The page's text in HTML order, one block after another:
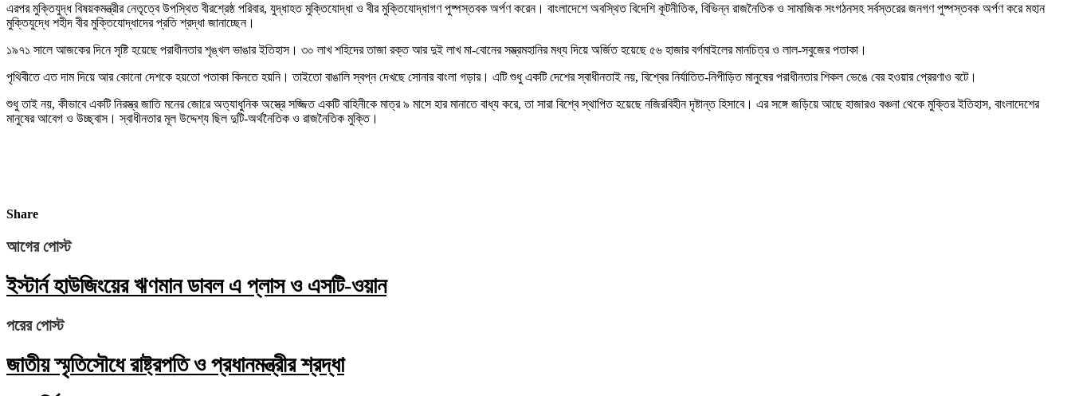
এরপর মুক্তিযুদ্ধ বিষয়কমন্ত্রীর নেতৃত্বে উপস্থিত বীরশ্রেষ্ঠ পরিবার, যুদ্ধাহত মুক্তিযোদ্ধা ও বীর মুক্তিযোদ্ধাগণ পুষ্পস্তবক অর্পণ করেন। বাংলাদেশে অবস্থিত বিদেশি কূটনীতিক, বিভিন্ন রাজনৈতিক ও সামাজিক সংগঠনসহ সর্বস্তরের জনগণ পুষ্পস্তবক অর্পণ করে মহান
মুক্তিযুদ্ধে শহীদ বীর মুক্তিযোদ্ধাদের প্রতি শ্রদ্ধা জানাচ্ছেন।
১৯৭১ সালে আজকের দিনে সৃষ্টি হয়েছে পরাধীনতার শৃঙ্খল ভাঙার ইতিহাস। ৩০ লাখ শহিদের তাজা রক্ত আর দুই লাখ মা-বোনের সম্ভ্রমহানির মধ্য দিয়ে অর্জিত হয়েছে ৫৬ হাজার বর্গমাইলের মানচিত্র ও লাল-সবুজের পতাকা।
পৃথিবীতে এত দাম দিয়ে আর কোনো দেশকে হয়তো পতাকা কিনতে হয়নি। তাইতো বাঙালি স্বপ্ন দেখছে সোনার বাংলা গড়ার। এটি শুধু একটি দেশের স্বাধীনতাই নয়, বিশ্বের নির্যাতিত-নিপীড়িত মানুষের পরাধীনতার শিকল ভেঙে বের হওয়ার প্রেরণাও বটে।
শুধু তাই নয়, কীভাবে একটি নিরস্ত্র জাতি মনের জোরে অত্যাধুনিক অস্ত্রে সজ্জিত একটি বাহিনীকে মাত্র ৯ মাসে হার মানাতে বাধ্য করে, তা সারা বিশ্বে স্থাপিত হয়েছে নজিরবিহীন দৃষ্টান্ত হিসাবে। এর সঙ্গে জড়িয়ে আছে হাজারও বঞ্চনা থেকে মুক্তির ইতিহাস, বাংলাদেশের
মানুষের আবেগ ও উচ্ছ্বাস। স্বাধীনতার মূল উদ্দেশ্য ছিল দুটি-অর্থনৈতিক ও রাজনৈতিক মুক্তি।
Share
আগের পোস্ট
ইস্টার্ন হাউজিংয়ের ঋণমান ডাবল এ প্লাস ও এসটি-ওয়ান
পরের পোস্ট
জাতীয় স্মৃতিসৌধে রাষ্ট্রপতি ও প্রধানমন্ত্রীর শ্রদ্ধা